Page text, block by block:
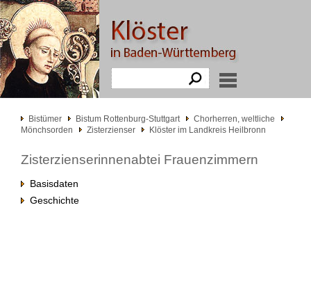
Bistümer Bistum Rottenburg-Stuttgart
Chorherren, weltliche
Mönchsorden
Zisterzienser Klöster im Landkreis Heilbronn
Zisterzienserinnenabtei Frauenzimmern
Basisdaten
Geschichte